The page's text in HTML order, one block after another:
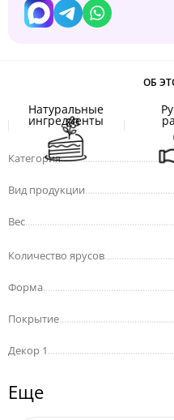
ОБ
Натуральные
ингредиенты
Категория
Вид продукции
Вес
Количество ярусов
Форма
Покрытие
Декор 1
Еще